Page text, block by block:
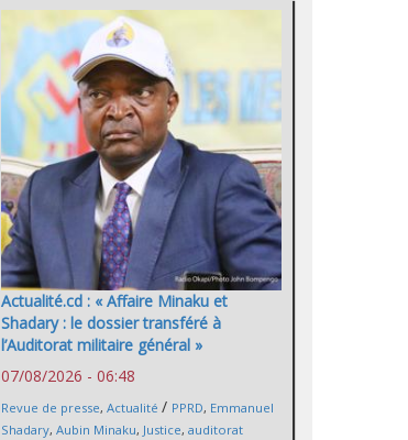
Actualité.cd : « Affaire Minaku et
Shadary : le dossier transféré à
l’Auditorat militaire général »
07/08/2026 - 06:48
Revue de presse, Actualité / PPRD, Emmanuel
Shadary, Aubin Minaku, Justice, auditorat